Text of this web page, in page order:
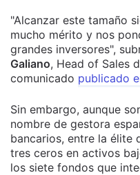
"Alcanzar este tamaño
mucho mérito y nos
grandes inversores",
Galiano, Head of Sales
comunicado publicado
Sin embargo, aunque
nombre de gestora
bancarios, entre la élite
tres ceros en activos
los siete fondos que